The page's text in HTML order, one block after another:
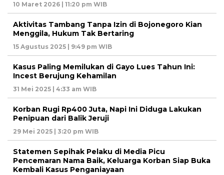
10 Maret 2026 | 11:20 pm WIB
Aktivitas Tambang Tanpa Izin di Bojonegoro Kian
Menggila, Hukum Tak Bertaring
15 Agustus 2025 | 9:49 pm WIB
Kasus Paling Memilukan di Gayo Lues Tahun Ini:
Incest Berujung Kehamilan
31 Mei 2025 | 4:33 am WIB
Korban Rugi Rp400 Juta, Napi Ini Diduga Lakukan
Penipuan dari Balik Jeruji
29 Mei 2025 | 3:20 pm WIB
Statemen Sepihak Pelaku di Media Picu
Pencemaran Nama Baik, Keluarga Korban Siap Buka
Kembali Kasus Penganiayaan